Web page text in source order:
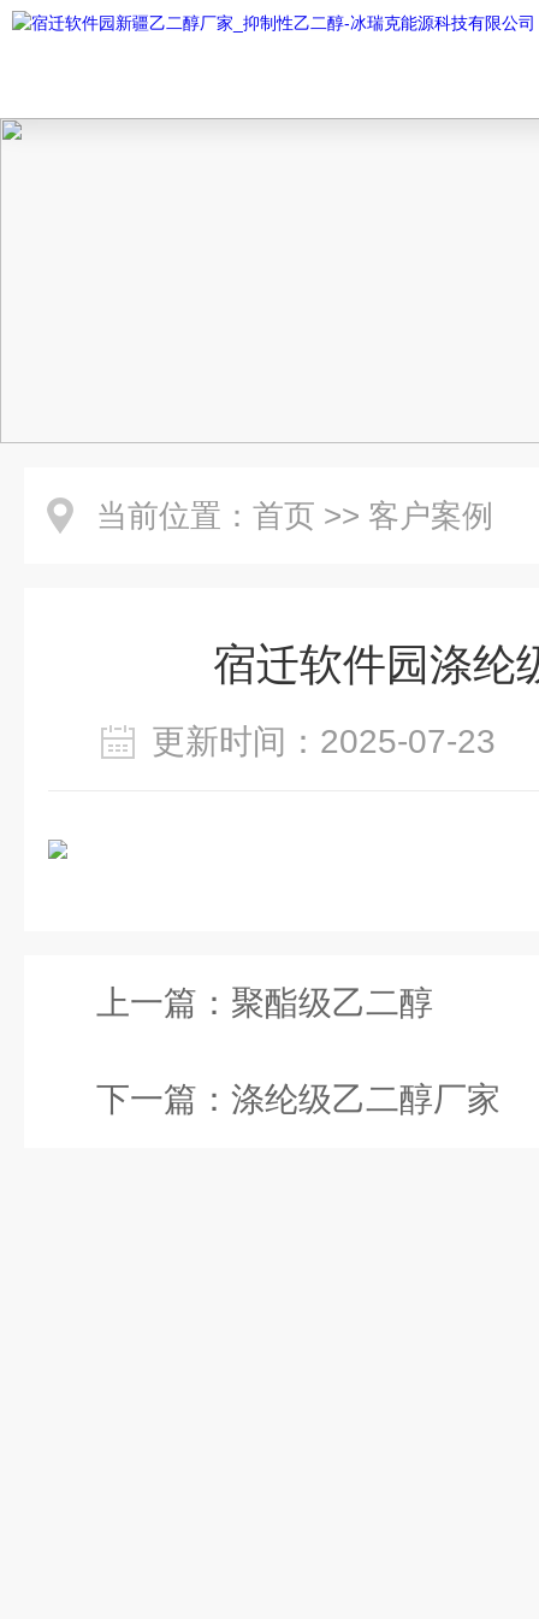
当前位置： 首页 >> 客户案例
宿迁软件园涤纶
更新时间：2025-07-
上一篇： 聚酯级乙二醇
下一篇： 涤纶级乙二醇厂家